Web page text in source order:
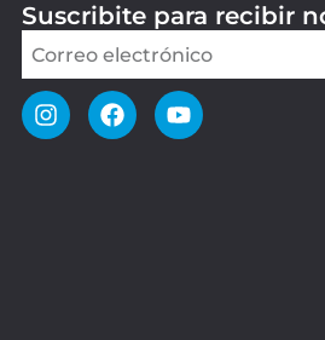
Suscribite para recibir